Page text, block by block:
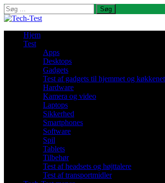
Søg
efter:
Hjem
Test
Apps
Desktops
Gadgets
Test af gadgets til hjemmet og køkkenet
Hardware
Kamera og video
Laptops
Sikkerhed
Smartphones
Software
Spil
Tablets
Tilbehør
Test af headsets og højttalere
Test af transportmidler